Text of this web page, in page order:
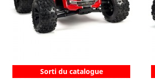
Sorti du catalogue